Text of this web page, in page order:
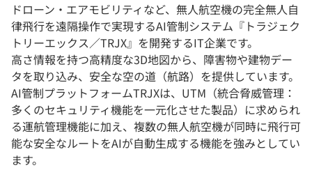
ドローン・エアモビリティなど、無人航空機の完全無人自
律飛行を遠隔操作で実現するAI管制システム『トラジェク
トリーエックス／TRJX』を開発するIT企業です。
高さ情報を持つ高精度な3D地図から、障害物や建物デー
タを取り込み、安全な空の道（航路）を提供しています。
AI管制プラットフォームTRJXは、UTM（統合脅威管理：
多くのセキュリティ機能を一元化させた製品）に求められ
る運航管理機能に加え、複数の無人航空機が同時に飛行可
能な安全なルートをAIが自動生成する機能を強みとしてい
ます。